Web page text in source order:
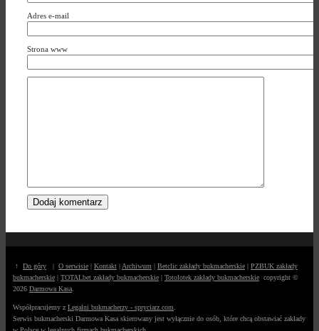
Adres e-mail
Strona www
↑ Do góry | O serwisie | Kontakt | Archiwum | Betclic zakłady bukmacherskie | PZBUK zakłady
bukmacherskie | TOTALbet zakłady bukmacherskie | Totolotek zakłady bukmacherskie copyright ©
2026 Darmowa Kasa
Współpracujemy z Legalni bukmacherzy - spryciarz.com
Serwis bukmacherski Darmowa Kasa skierowany jest wyłącznie do osób, które chcą obstawiać zakłady